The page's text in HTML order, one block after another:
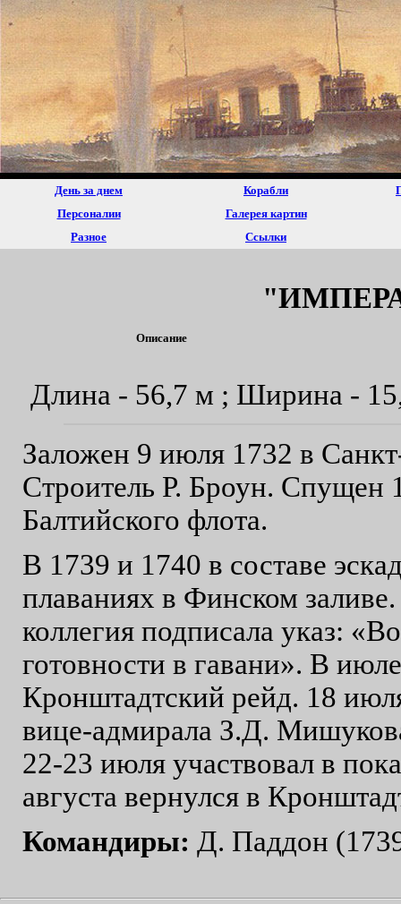
День за днем Корабли
Персоналии
Галерея картин
Разное
Ссылки
Описание
Длина - 56,7 м ; Ширина -
Заложен 9 июля 1732 в
Строитель Р. Броун. Спущен
Балтийского флота.
В 1739 и 1740 в составе
плаваниях в Финском
коллегия подписала указ:
готовности в гавани». В
Кронштадтский рейд. 18
вице-адмирала З.Д.
22-23 июля участвовал в
августа вернулся в
Командиры: Д. Паддон